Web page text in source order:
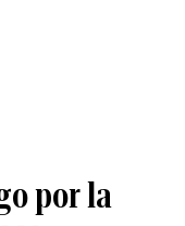
por la